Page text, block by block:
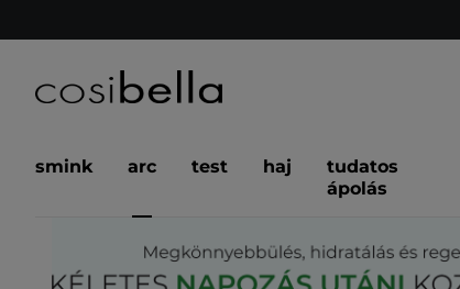
smink arc test haj
tudatos
ápolás